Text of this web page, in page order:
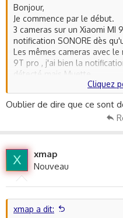
Bonjour,
Je commence par le début.
3 cameras sur un Xiaomi MI
notification SONORE dès
Les mêmes cameras avec
9T pro , j'ai bien la
détecté mais Muette.
Ce qui revient à dire pas de
Bien sur j'ai testé avec une
dernière sortie.
J'ai tout essayé , regardé
, comme messages ou Sms.
Une aide ?
merci
Cliquez
Oublier de dire que ce sont
X
xmap
Nouveau
xmap a dit: